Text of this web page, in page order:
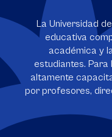
La Universidad
educativa
académica y
estudiantes. Para
altamente
por profesores,